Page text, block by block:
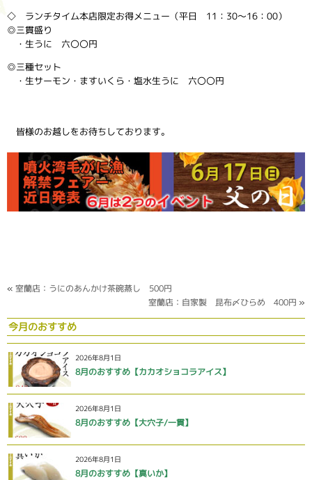
◇ ランチタイム本店限定お得メニュー（平日 11：30～16：00）
◎三貫盛り
・生うに 六〇〇円
◎三種セット
・生サーモン・ますいくら・塩水生うに 六〇〇円
皆様のお越しをお待ちしております。
« 室蘭店：うにのあんかけ茶碗蒸し 500円
室蘭店：自家製 昆布〆ひらめ 400円 »
今月のおすすめ
2026年8月1日
8月のおすすめ【カカオショコラアイス】
2026年8月1日
8月のおすすめ【大穴子/一貫】
2026年8月1日
8月のおすすめ【真いか】